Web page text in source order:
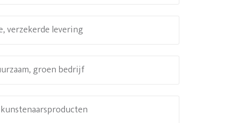
verzekerde levering
groen bedrijf